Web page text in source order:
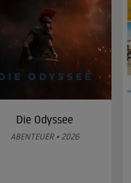
Die Odyssee
ABENTEUER • 2026